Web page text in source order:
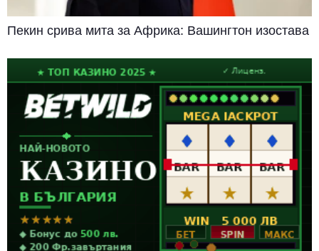
Пекин срива мита за Африка: Вашингтон изостава